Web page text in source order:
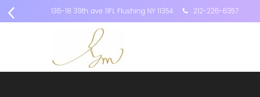
136-18 39th ave 11FL Flushing NY 11354 212-226-6357